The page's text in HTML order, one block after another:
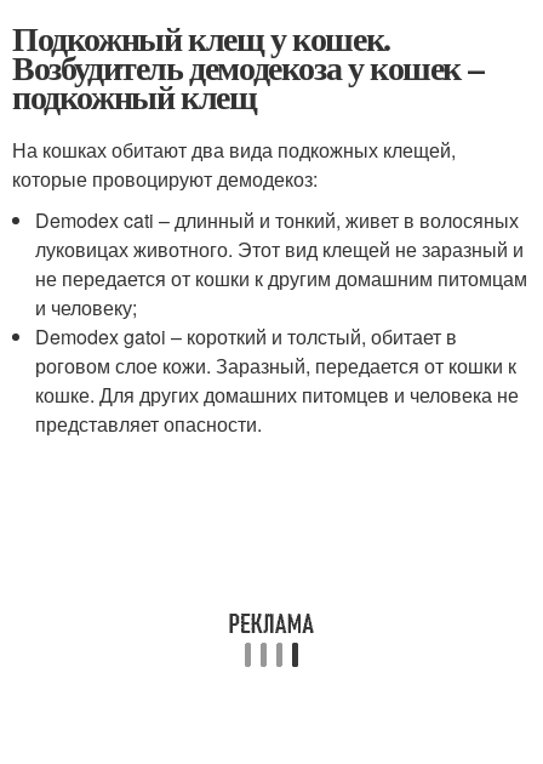
Подкожный клещ у кошек.
Возбудитель демодекоза у кошек –
подкожный клещ
На кошках обитают два вида подкожных клещей,
которые провоцируют демодекоз:
Demodex cati – длинный и тонкий, живет в волосяных
луковицах животного. Этот вид клещей не заразный и
не передается от кошки к другим домашним питомцам
и человеку;
Demodex gatoi – короткий и толстый, обитает в
роговом слое кожи. Заразный, передается от кошки к
кошке. Для других домашних питомцев и человека не
представляет опасности.